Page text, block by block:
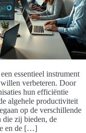
essentieel instrument
verbeteren. Door
hun efficiëntie
algehele productiviteit
op de verschillende
die zij bieden, de
en de […]